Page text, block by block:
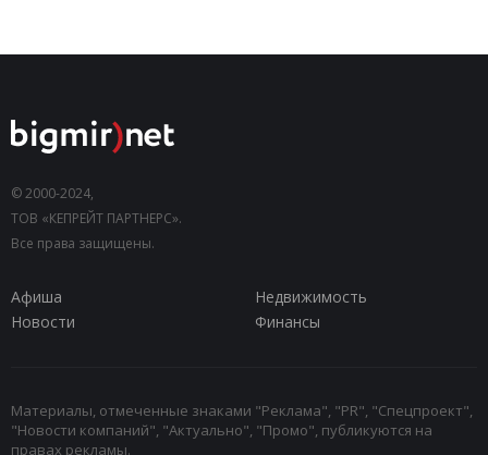
© 2000-2024,
ТОВ «КЕПРЕЙТ ПАРТНЕРС».
Все права защищены.
Афиша
Недвижимость
Новости
Финансы
Материалы, отмеченные знаками "Реклама", "PR", "Спецпроект",
"Новости компаний", "Актуально", "Промо", публикуются на
правах рекламы.